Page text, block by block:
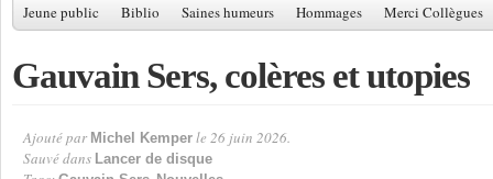
Jeune public Biblio Saines humeurs Hommages Merci Collègues
Gauvain Sers, colères et utopies
Ajouté par Michel Kemper le 26 juin 2026.
Sauvé dans Lancer de disque